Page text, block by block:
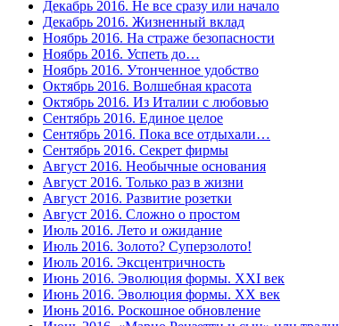
Декабрь 2016. Не все сразу или начало
Декабрь 2016. Жизненный вклад
Ноябрь 2016. На страже безопасности
Ноябрь 2016. Успеть до…
Ноябрь 2016. Утонченное удобство
Октябрь 2016. Волшебная красота
Октябрь 2016. Из Италии с любовью
Сентябрь 2016. Единое целое
Сентябрь 2016. Пока все отдыхали…
Сентябрь 2016. Секрет фирмы
Август 2016. Необычные основания
Август 2016. Только раз в жизни
Август 2016. Развитие розетки
Август 2016. Сложно о простом
Июль 2016. Лето и ожидание
Июль 2016. Золото? Суперзолото!
Июль 2016. Эксцентричность
Июнь 2016. Эволюция формы. XXI век
Июнь 2016. Эволюция формы. XX век
Июнь 2016. Роскошное обновление